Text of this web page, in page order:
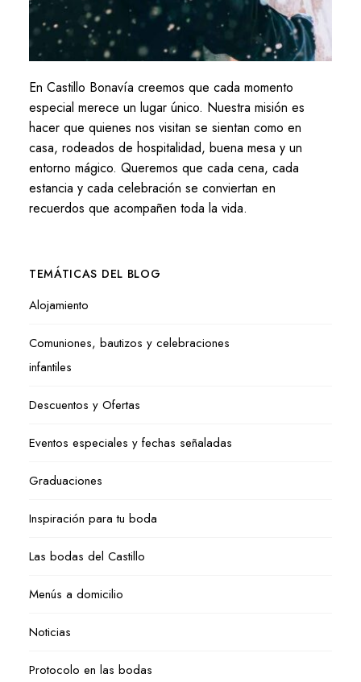
En Castillo Bonavía creemos que cada momento
especial merece un lugar único. Nuestra misión es
hacer que quienes nos visitan se sientan como en
casa, rodeados de hospitalidad, buena mesa y un
entorno mágico. Queremos que cada cena, cada
estancia y cada celebración se conviertan en
recuerdos que acompañen toda la vida.
TEMÁTICAS DEL BLOG
Alojamiento
Comuniones, bautizos y celebraciones
infantiles
Descuentos y Ofertas
Eventos especiales y fechas señaladas
Graduaciones
Inspiración para tu boda
Las bodas del Castillo
Menús a domicilio
Noticias
Protocolo en las bodas